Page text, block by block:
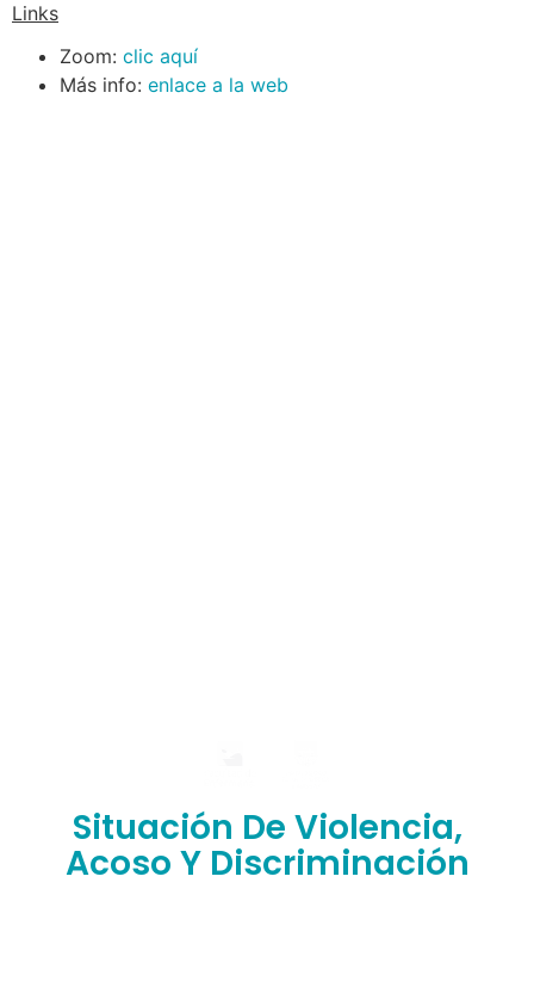
Links
Zoom: clic aquí
Más info: enlace a la web
Situación De Violencia,
Acoso Y Discriminación